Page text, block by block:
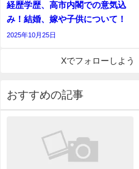
経歴学歴、高市内閣での意気込
み！結婚、嫁や子供について！
2025年10月25日
Xでフォローしよう
おすすめの記事